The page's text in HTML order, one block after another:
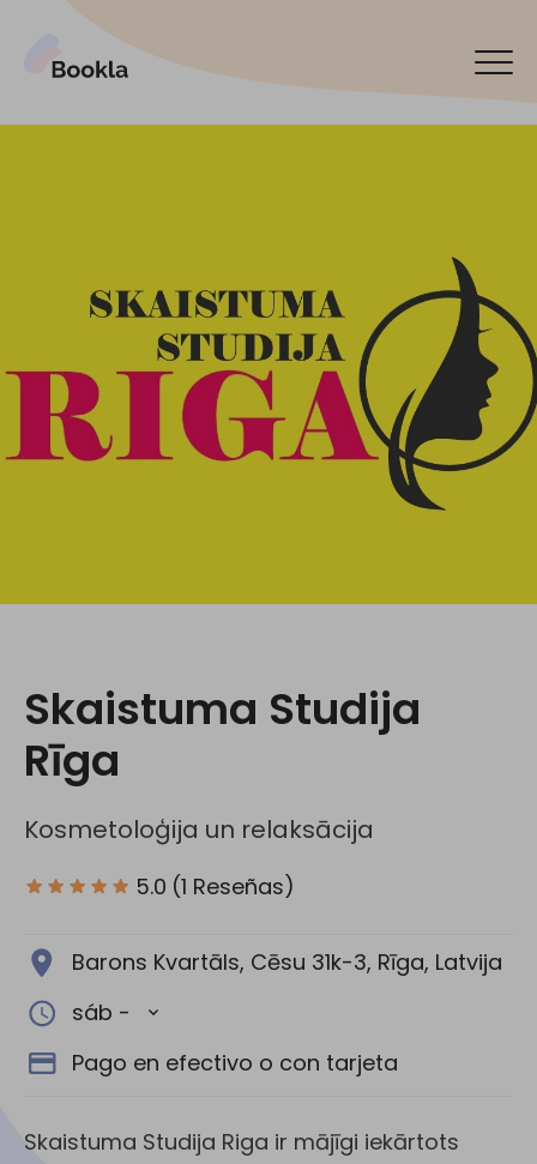
Skaistuma Studija
Rīga
Kosmetoloģija un relaksācija
5.0 (1 Reseñas)
Barons Kvartāls, Cēsu 31k-3, Rīga, Latvija
sáb -
Pago en efectivo o con tarjeta
Skaistuma Studija Riga ir mājīgi iekārtots
English
Latviski